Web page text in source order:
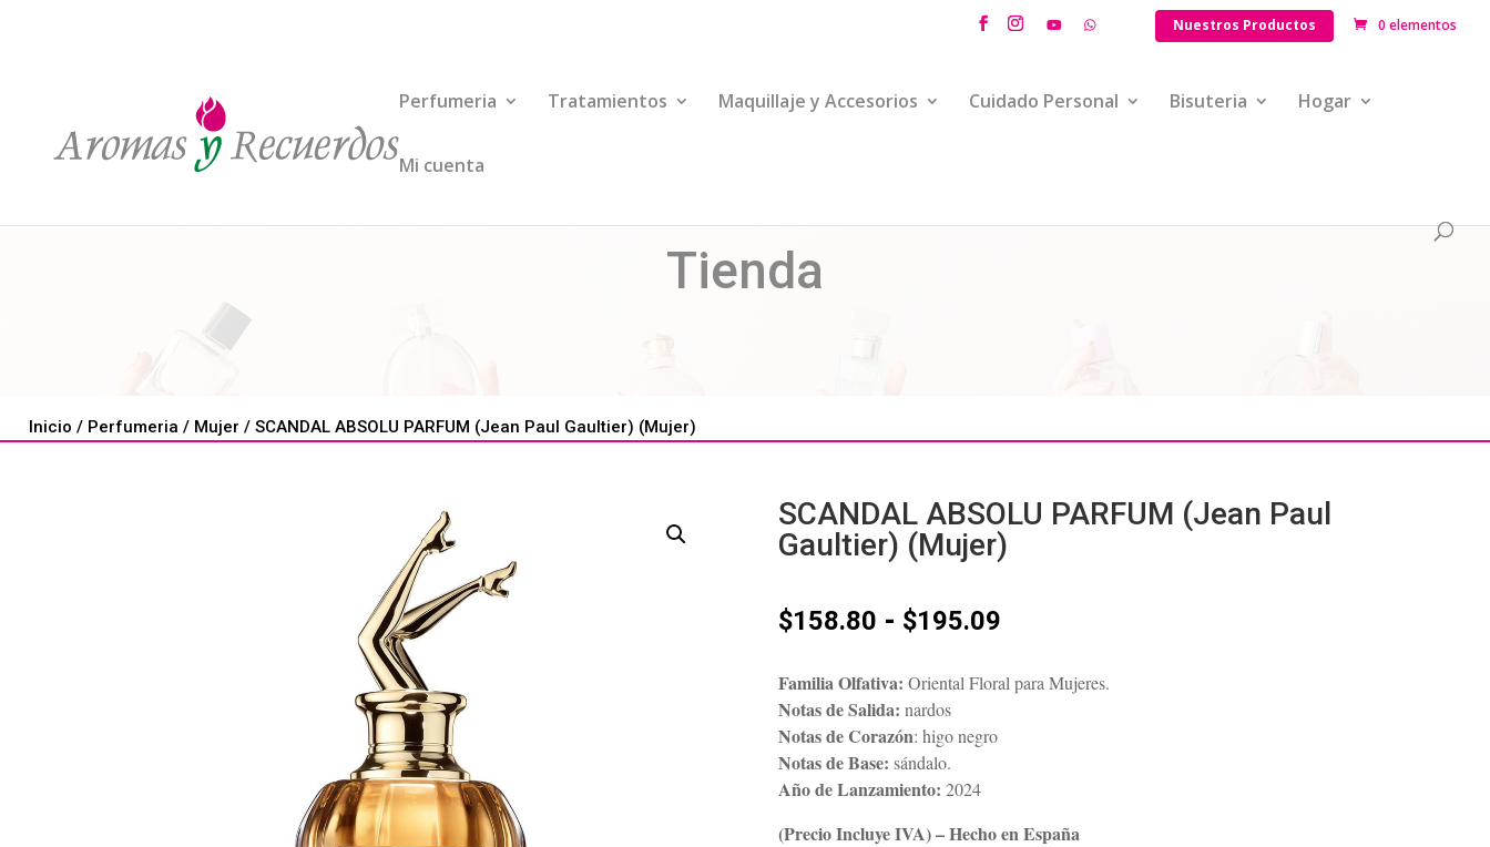
Nuestros Productos 0 elementos
Perfumeria Tratamientos Maquillaje y Accesorios Cuidado Personal Bisuteria Hogar
Mi cuenta
Tienda
Inicio / Perfumeria / Mujer / SCANDAL ABSOLU PARFUM (Jean Paul Gaultier) (Mujer)
SCANDAL ABSOLU PARFUM (Jean Paul
Gaultier) (Mujer)
$158.80 - $195.09
precios:
desde
Familia Olfativa: Oriental Floral para Mujeres.
Notas de Salida: nardos
Notas de Corazón: higo negro
Notas de Base:sándalo.
Año de Lanzamiento: 2024
(Precio Incluye IVA) – Hecho en España